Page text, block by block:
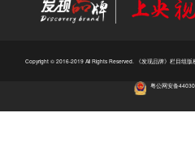
Copyright © 2016-2019 All Rights Reserved. 《发现品牌》栏目组版
粤公网安备